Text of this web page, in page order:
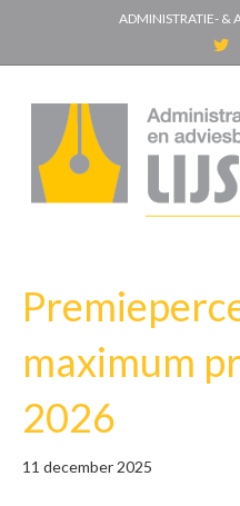
ADMINISTRATIE- &
T
w
i
e
r
n
d
i
n
maximum
2026
11 december 2025